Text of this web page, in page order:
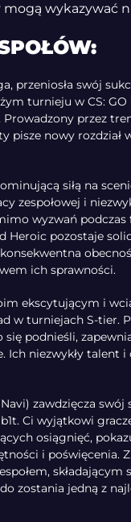
wykazywać
przeniosła swój
turnieju w CS: GO
Prowadzony przez
pisze nowy rozdział
siłą na
zespołowej i
wyzwań podczas
Heroic pozostaje
ich sprawności.
ekscytującym i
w turniejach S-tier.
podnieśli,
Ich niezwykły talent i
zawdzięcza swój
Ci wyjątkowi
osiągnięć,
i poświęcenia. Z
składającym
zostania jedną z